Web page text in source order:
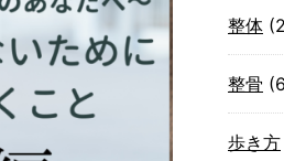
整体
整骨
歩き方